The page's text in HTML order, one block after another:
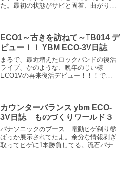
た。最初の状態がサビと固着、曲がりで
に比べれば、一般規格の...
ECO1～古きを訪ねて～TB014 デ
ビュー！！ YBM ECO-3V日誌
まるで、最近増えたロックバンドの復活
ライブ、かのような、晩年のじい様
ECO1Vの再来復活デビュー！！！で
で行かなかったけれど、...
カウンターバランス ybm ECO-
3V日誌 ものづくりワールド３
パナソニックのブース 電動ヒゲ剃り🥸
ばっか展示されてたよ。余分な情報剥ぎ
取ってヒゲに1本勝負してる。流石パナソ